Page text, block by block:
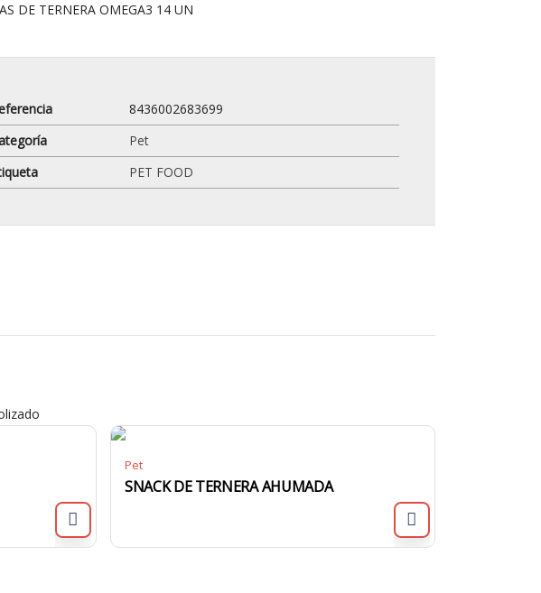
DE TERNERA OMEGA3 14 UN
8436002683699
Pet
PET FOOD
Pet
SNACK DE TERNERA AHUMADA